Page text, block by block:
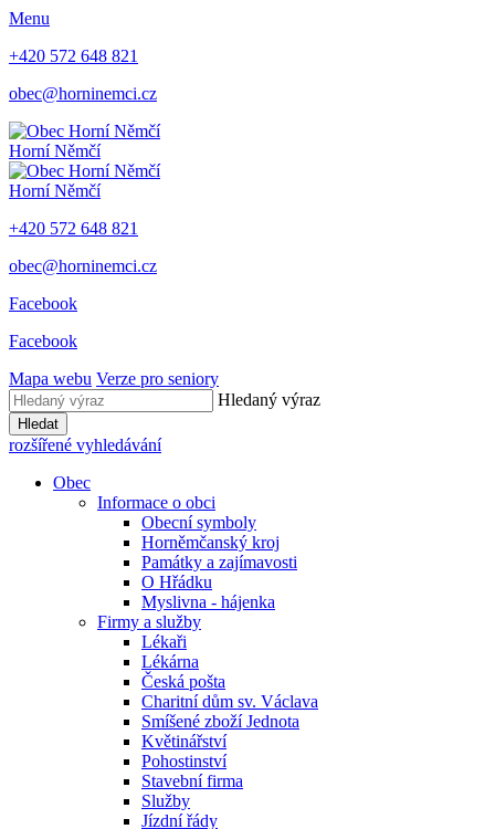
Menu
+420 572 648 821
obec@horninemci.cz
Horní Němčí
Horní Němčí
+420 572 648 821
obec@horninemci.cz
Facebook
Facebook
Mapa webu Verze pro seniory
Hledaný výraz
Hledat
rozšířené vyhledávání
Obec
Informace o obci
Obecní symboly
Horněmčanský kroj
Památky a zajímavosti
O Hřádku
Myslivna - hájenka
Firmy a služby
Lékaři
Lékárna
Česká pošta
Charitní dům sv. Václava
Smíšené zboží Jednota
Květinářství
Pohostinství
Stavební firma
Služby
Jízdní řády